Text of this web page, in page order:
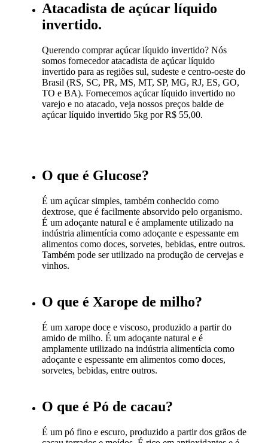
Atacadista de açúcar líquido
invertido.
Querendo comprar açúcar líquido invertido? Nós
somos fornecedor atacadista de açúcar líquido
invertido para as regiões sul, sudeste e centro-oeste do
Brasil (RS, SC, PR, MS, MT, SP, MG, RJ, ES, GO,
TO e BA). Fornecemos açúcar líquido invertido no
varejo e no atacado, veja nossos preços balde de
açúcar líquido invertido 5kg por R$ 55,00.
O que é Glucose?
É um açúcar simples, também conhecido como
dextrose, que é facilmente absorvido pelo organismo.
É um adoçante natural e é amplamente utilizado na
indústria alimentícia como adoçante e espessante em
alimentos como doces, sorvetes, bebidas, entre outros.
Também pode ser utilizado na produção de cervejas e
vinhos.
O que é Xarope de milho?
É um xarope doce e viscoso, produzido a partir do
amido de milho. É um adoçante natural e é
amplamente utilizado na indústria alimentícia como
adoçante e espessante em alimentos como doces,
sorvetes, bebidas, entre outros.
O que é Pó de cacau?
É um pó fino e escuro, produzido a partir dos grãos de